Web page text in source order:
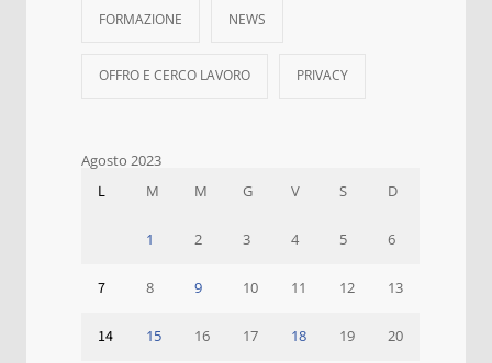
FORMAZIONE NEWS
OFFRO E CERCO LAVORO PRIVACY
Agosto 2023
L M M G V S D
1 2 3 4 5 6
7 8 9 10 11 12 13
14 15 16 17 18 19 20